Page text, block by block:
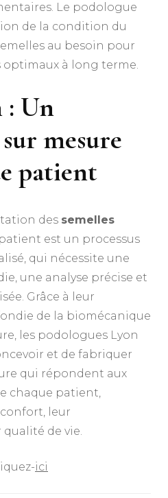
Le podologue
de la condition du
au besoin pour
à long terme.
: Un
mesure
patient
des semelles
est un processus
qui nécessite une
une analyse précise et
Grâce à leur
de la biomécanique
les podologues Lyon
et de fabriquer
qui répondent aux
chaque patient,
leur
de vie.
ici